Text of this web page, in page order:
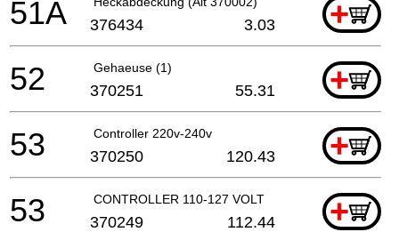
+
51A 376434 3.03
Gehaeuse (1) +
52 370251 55.31
Controller 220v-240v +
53 370250 120.43
CONTROLLER 110-127 VOLT +
53 370249 112.44